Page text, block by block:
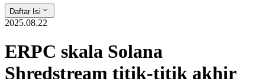
Daftar Isi
2025.08.22
ERPC skala Solana
Shredstream titik-titik akhir